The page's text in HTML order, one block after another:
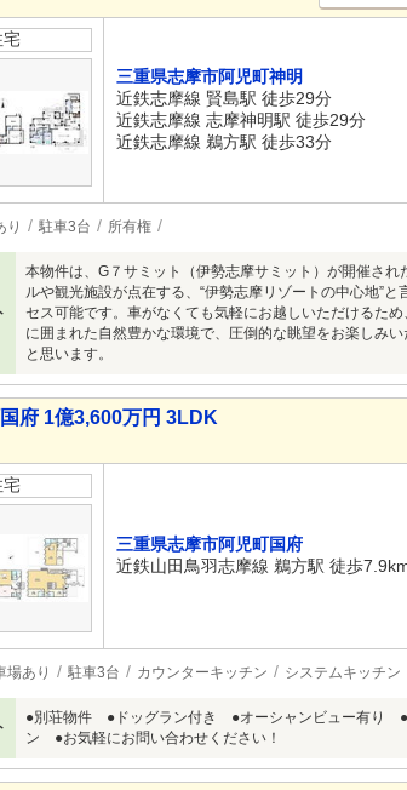
宅
三重県志摩市阿児町神明
近鉄志摩線 賢島駅 徒歩29分
近鉄志摩線 志摩神明駅 徒歩29分
近鉄志摩線 鵜方駅 徒歩33分
り 駐車3台 所有権
本物件は、G７サミット（伊勢志摩サミット）が開催さ
ルや観光施設が点在する、“伊勢志摩リゾートの中心地”
セス可能です。車がなくても気軽にお越しいただけるた
に囲まれた自然豊かな環境で、圧倒的な眺望をお楽しみ
と思います。
府 1億3,600万円 3LDK
宅
三重県志摩市阿児町国府
近鉄山田鳥羽志摩線 鵜方駅 徒歩
場あり 駐車3台 カウンターキッチン システムキッチン
●別荘物件 ●ドッグラン付き ●オーシャンビュー有り
ン ●お気軽にお問い合わせください！